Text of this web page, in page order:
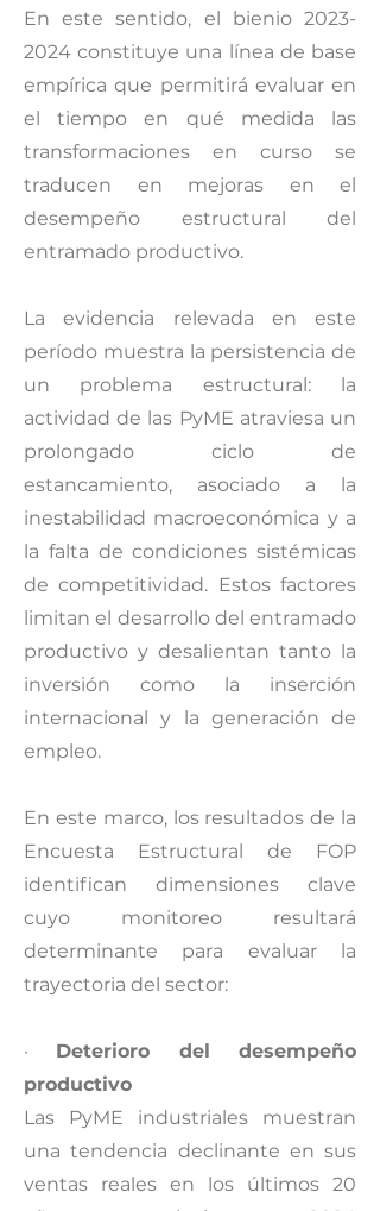
En este sentido, el bienio 2023-
2024 constituye una línea de base
empírica que permitirá evaluar en
el tiempo en qué medida las
transformaciones en curso se
traducen en mejoras en el
desempeño estructural del
entramado productivo.
La evidencia relevada en este
período muestra la persistencia de
un problema estructural: la
actividad de las PyME atraviesa un
prolongado ciclo de
estancamiento, asociado a la
inestabilidad macroeconómica y a
la falta de condiciones sistémicas
de competitividad. Estos factores
limitan el desarrollo del entramado
productivo y desalientan tanto la
inversión como la inserción
internacional y la generación de
empleo.
En este marco, los resultados de la
Encuesta Estructural de FOP
identifican dimensiones clave
cuyo monitoreo resultará
determinante para evaluar la
trayectoria del sector:
· Deterioro del desempeño
productivo
Las PyME industriales muestran
una tendencia declinante en sus
ventas reales en los últimos 20